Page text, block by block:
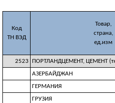
Код
ТН ВЭД
Товар,
страна,
ед.изм
2523 ПОРТЛАНДЦЕМЕНТ, ЦЕМЕНТ
АЗЕРБАЙДЖАН
ГЕРМАНИЯ
ГРУЗИЯ